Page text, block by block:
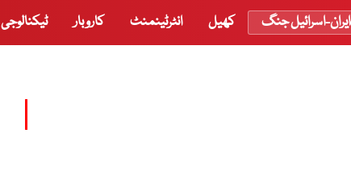
ایران-اسرائیل جنگ کھیل انٹرٹینمنٹ کاروبار ٹیکنالوجی